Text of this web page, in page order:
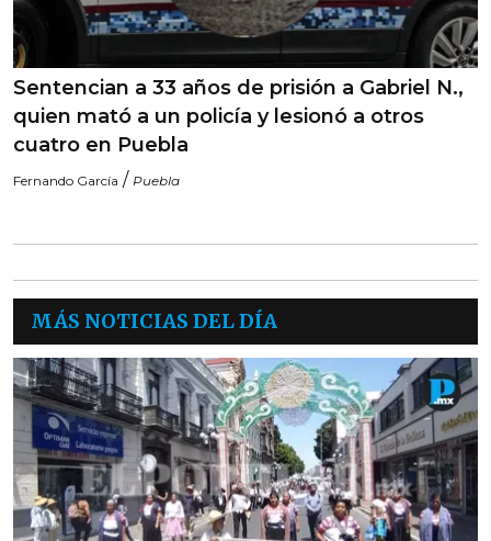
Sentencian a 33 años de prisión a Gabriel N.,
quien mató a un policía y lesionó a otros
cuatro en Puebla
Fernando García / Puebla
MÁS NOTICIAS DEL DÍA